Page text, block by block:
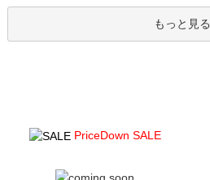
もっと見る
PriceDown SALE